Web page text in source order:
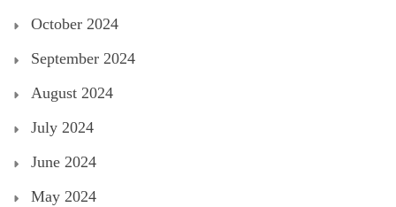
October 2024
September 2024
August 2024
July 2024
June 2024
May 2024